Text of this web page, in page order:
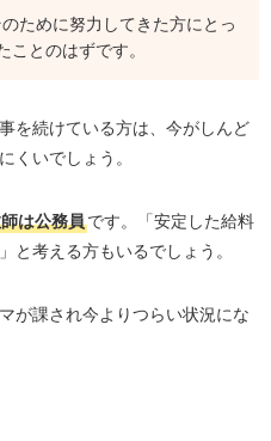
ために努力してきた方にとっ
ことのはずです。
を続けている方は、今がしんど
くいでしょう。
は公務員です。「安定した給料
と考える方もいるでしょう。
が課され今よりつらい状況にな